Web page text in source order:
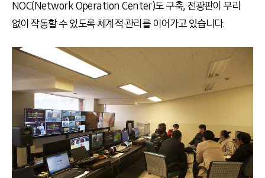
NOC(Network Operation Center)도 구축, 전광판이 무리
없이 작동할 수 있도록 체계적 관리를 이어가고 있습니다.